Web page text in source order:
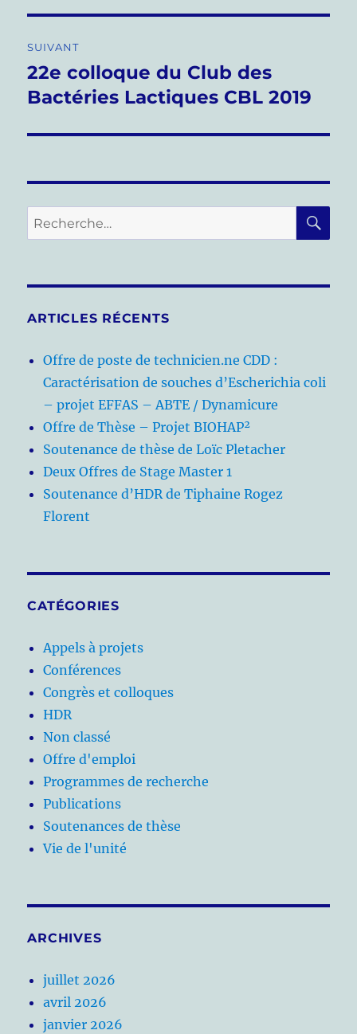
SUIVANT
Publication
suivante :
22e colloque du Club des
Bactéries Lactiques CBL 2019
Recherche
pour :
ARTICLES RÉCENTS
Offre de poste de technicien.ne CDD :
Caractérisation de souches d’Escherichia coli
– projet EFFAS – ABTE / Dynamicure
Offre de Thèse – Projet BIOHAP²
Soutenance de thèse de Loïc Pletacher
Deux Offres de Stage Master 1
Soutenance d’HDR de Tiphaine Rogez
Florent
CATÉGORIES
Appels à projets
Conférences
Congrès et colloques
HDR
Non classé
Offre d'emploi
Programmes de recherche
Publications
Soutenances de thèse
Vie de l'unité
ARCHIVES
juillet 2026
avril 2026
janvier 2026